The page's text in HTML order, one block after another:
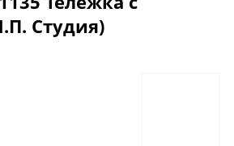
Студия)